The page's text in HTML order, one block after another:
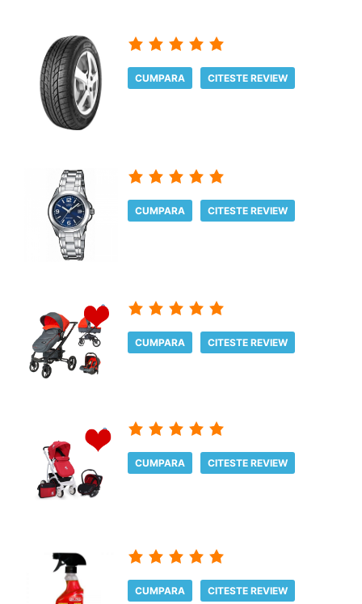
CUMPARA CITESTE REVIEW
CUMPARA CITESTE REVIEW
CUMPARA CITESTE REVIEW
CUMPARA CITESTE REVIEW
CUMPARA CITESTE REVIEW